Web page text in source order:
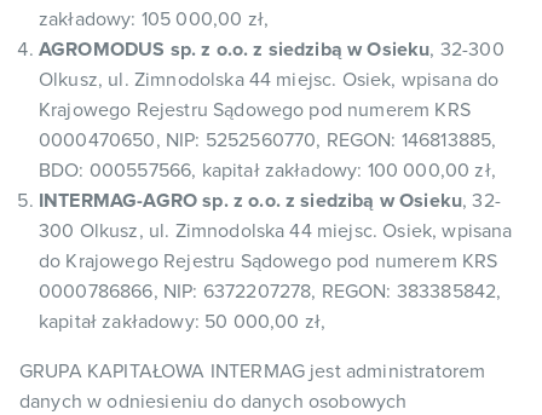
zakładowy: 105 000,00 zł,
AGROMODUS sp. z o.o. z siedzibą w Osieku, 32-300
Olkusz, ul. Zimnodolska 44 miejsc. Osiek, wpisana do
Krajowego Rejestru Sądowego pod numerem KRS
0000470650, NIP: 5252560770, REGON: 146813885,
BDO: 000557566, kapitał zakładowy: 100 000,00 zł,
INTERMAG-AGRO sp. z o.o. z siedzibą w Osieku, 32-
300 Olkusz, ul. Zimnodolska 44 miejsc. Osiek, wpisana
do Krajowego Rejestru Sądowego pod numerem KRS
0000786866, NIP: 6372207278, REGON: 383385842,
kapitał zakładowy: 50 000,00 zł,
GRUPA KAPITAŁOWA INTERMAG jest administratorem
danych w odniesieniu do danych osobowych